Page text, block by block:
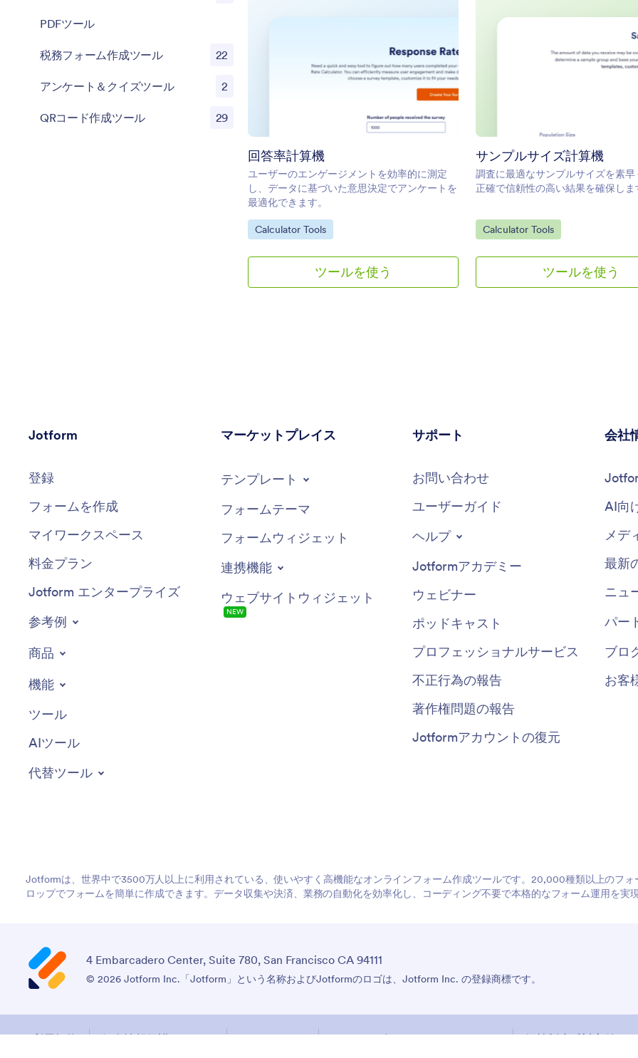
PDFツール
税務フォーム作成ツール 22
アンケート＆クイズツール 2
QRコード作成ツール 29
回答率計算機
ユーザーのエンゲージメントを効率的に測定
し、データに基づいた意思決定でアンケートを
最適化できます。
Go to Category:
Calculator Tools
ツールを使う
サンプルサイズ計算機
調査に最適なサンプルサイズを素早
正確で信頼性の高い結果を確保しま
Go to Category:
Calculator Tools
ツールを使う
Jotform
登録
フォームを作成
マイワークスペース
料金プラン
Jotform エンタープライズ
参考例
商品
機能
ツール
AIツール
代替ツール
マーケットプレイス
テンプレート
フォームテーマ
フォームウィジェット
連携機能
ウェブサイトウィジェット
NEW
サポート
お問い合わせ
ユーザーガイド
ヘルプ
Jotformアカデミー
ウェビナー
ポッドキャスト
プロフェッショナルサービス
不正行為の報告
著作権問題の報告
Jotformアカウントの復元
会社
AI向
メデ
最新
ニュ
パー
ブロ
お客
Jotformは、世界中で3500万人以上に利用されている、使いやすく高機能なオンラインフォーム作成ツールです。20,000種類以上のフ
ロップでフォームを簡単に作成できます。データ収集や決済、業務の自動化を効率化し、コーディング不要で本格的なフォーム運用を実現
4 Embarcadero Center, Suite 780, San Francisco CA 94111
© 2026 Jotform Inc.「Jotform」という名称およびJotformのロゴは、Jotform Inc. の登録商標です。
利用規約 個人情報保護について セキュリティ アクセシビリティステートメント 奴隷制度反対方針